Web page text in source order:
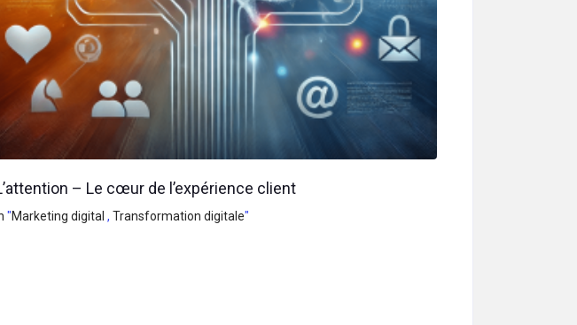
– Le cœur de l’expérience client
"Marketing digital , Transformation digitale"